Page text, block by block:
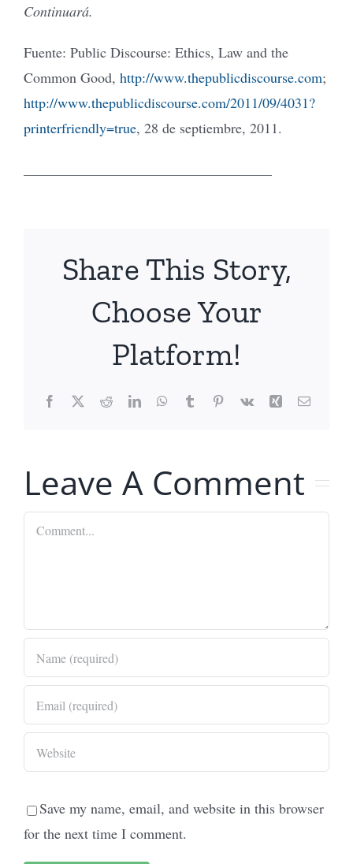
Continuará.
Fuente: Public Discourse: Ethics, Law and the
Common Good, http://www.thepublicdiscourse.com;
http://www.thepublicdiscourse.com/2011/09/4031?
printerfriendly=true, 28 de septiembre, 2011.
Share This Story,
Choose Your
Platform!
Facebook
X RedditLinkedInWhatsApp
TumblrPinterest
Vk Xing Email
Leave A Comment
Comment
Save my name, email, and website in this browser
for the next time I comment.